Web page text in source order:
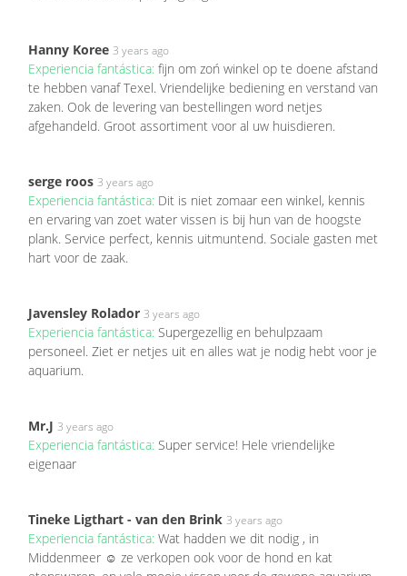
Hanny Koree 3 years ago
Experiencia fantástica: fijn om zoń winkel op te doene afstand
te hebben vanaf Texel. Vriendelijke bediening en verstand van
zaken. Ook de levering van bestellingen word netjes
afgehandeld. Groot assortiment voor al uw huisdieren.
serge roos 3 years ago
Experiencia fantástica: Dit is niet zomaar een winkel, kennis
en ervaring van zoet water vissen is bij hun van de hoogste
plank. Service perfect, kennis uitmuntend. Sociale gasten met
hart voor de zaak.
Javensley Rolador 3 years ago
Experiencia fantástica: Supergezellig en behulpzaam
personeel. Ziet er netjes uit en alles wat je nodig hebt voor je
aquarium.
Mr.J 3 years ago
Experiencia fantástica: Super service! Hele vriendelijke
eigenaar
Tineke Ligthart - van den Brink 3 years ago
Experiencia fantástica: Wat hadden we dit nodig , in
Middenmeer ☺️ ze verkopen ook voor de hond en kat